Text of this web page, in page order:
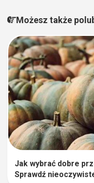
Możesz także
Jak wybrać dobre
Sprawdź